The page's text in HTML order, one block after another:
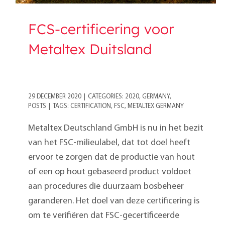
FCS-certificering voor
Metaltex Duitsland
29 DECEMBER 2020 CATEGORIES: 2020, GERMANY,
POSTS
TAGS: CERTIFICATION, FSC, METALTEX GERMANY
Metaltex Deutschland GmbH is nu in het bezit
van het FSC-milieulabel, dat tot doel heeft
ervoor te zorgen dat de productie van hout
of een op hout gebaseerd product voldoet
aan procedures die duurzaam bosbeheer
garanderen. Het doel van deze certificering is
om te verifiëren dat FSC-gecertificeerde